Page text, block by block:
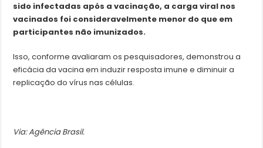
sido infectadas após a vacinação, a carga viral nos
vacinados foi consideravelmente menor do que em
participantes não imunizados.
Isso, conforme avaliaram os pesquisadores, demonstrou a
eficácia da vacina em induzir resposta imune e diminuir a
replicação do vírus nas células.
Via: Agência Brasil.